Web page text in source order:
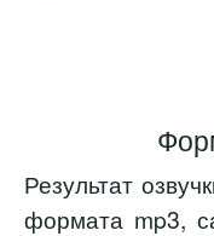
Результат
формата mp3,